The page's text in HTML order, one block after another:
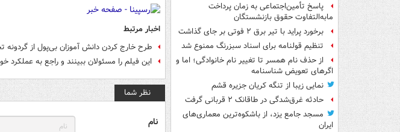
پاسخ تأمین‌اجتماعی به زمان پرداخت
مابه‌التفاوت حقوق بازنشستگان
برخورد پراید با تیر برق ۲ فوتی بر جای گذاشت
تنظیم قولنامه برای اسناد سبزرنگ ممنوع شد
از حذف نام همسر تا تغییر نام خانوادگی؛ اما و
اگرهای تعویض شناسنامه
نمایی زیبا از تنگه کریان جزیره قشم
حادثه غرق‌شدگی در طاقانک ۲ قربانی گرفت
مسجد جامع یزد، از باشکوه‌ترین معماری‌های
ایران
اخبار مرتبط
طرح خارج کردن دانش آموزان بی‌پول از گردونه
این فیلم را مسئولان ببینند و راجع به
نظر شما
نام